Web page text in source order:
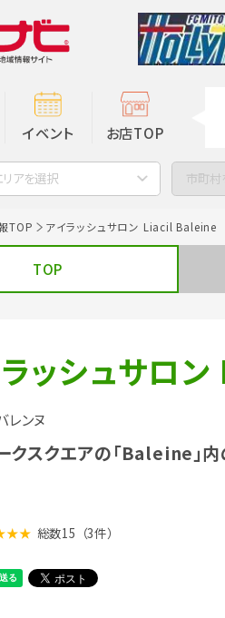
イベント お店TOP
リアを選択 市町村
TOP アイラッシュサロン Liacil Baleine
TOP
ラッシュサロ
レンヌ
クスクエアの「Baleine」
総数15 （3件）